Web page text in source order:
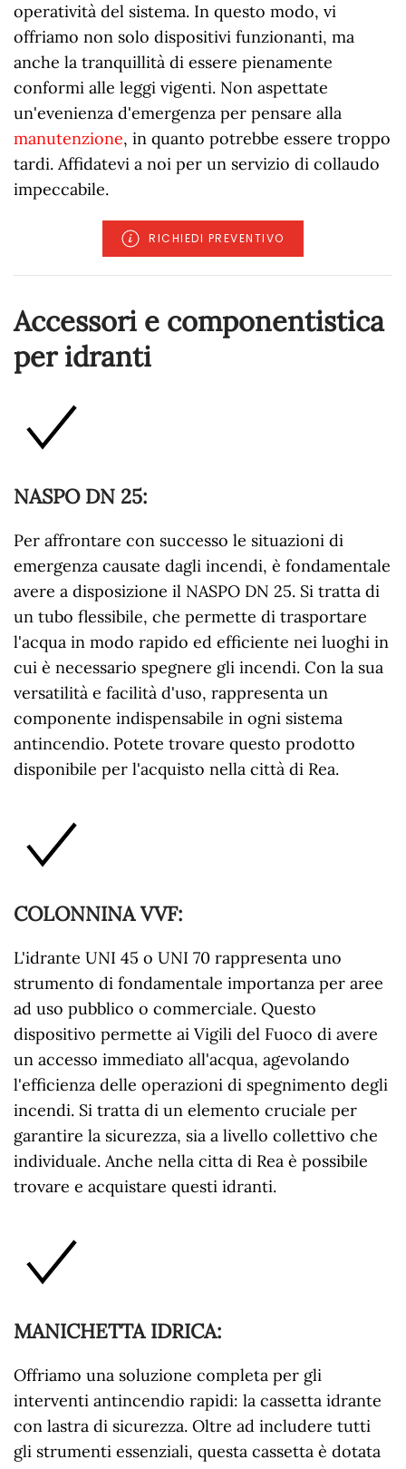
operatività del sistema. In questo modo, vi
offriamo non solo dispositivi funzionanti, ma
anche la tranquillità di essere pienamente
conformi alle leggi vigenti. Non aspettate
un'evenienza d'emergenza per pensare alla
manutenzione, in quanto potrebbe essere troppo
tardi. Affidatevi a noi per un servizio di collaudo
impeccabile.
RICHIEDI PREVENTIVO
Accessori e componentistica
per idranti
NASPO DN 25:
Per affrontare con successo le situazioni di
emergenza causate dagli incendi, è fondamentale
avere a disposizione il NASPO DN 25. Si tratta di
un tubo flessibile, che permette di trasportare
l'acqua in modo rapido ed efficiente nei luoghi in
cui è necessario spegnere gli incendi. Con la sua
versatilità e facilità d'uso, rappresenta un
componente indispensabile in ogni sistema
antincendio. Potete trovare questo prodotto
disponibile per l'acquisto nella città di Rea.
COLONNINA VVF:
L'idrante UNI 45 o UNI 70 rappresenta uno
strumento di fondamentale importanza per aree
ad uso pubblico o commerciale. Questo
dispositivo permette ai Vigili del Fuoco di avere
un accesso immediato all'acqua, agevolando
l'efficienza delle operazioni di spegnimento degli
incendi. Si tratta di un elemento cruciale per
garantire la sicurezza, sia a livello collettivo che
individuale. Anche nella citta di Rea è possibile
trovare e acquistare questi idranti.
MANICHETTA IDRICA:
Offriamo una soluzione completa per gli
interventi antincendio rapidi: la cassetta idrante
con lastra di sicurezza. Oltre ad includere tutti
gli strumenti essenziali, questa cassetta è dotata